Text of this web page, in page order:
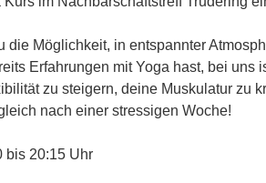
die Möglichkeit, in entspannter
Erfahrungen mit Yoga hast, bei uns
zu steigern, deine Muskulatur zu
nach einer stressigen Woche!
bis 20:15 Uhr